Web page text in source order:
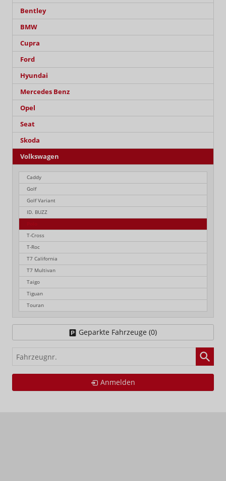
Bentley
BMW
Cupra
Ford
Hyundai
Mercedes Benz
Opel
Seat
Skoda
Volkswagen
Caddy
Golf
Golf Variant
ID. BUZZ
T-Cross
T-Roc
T7 California
T7 Multivan
Taigo
Tiguan
Touran
Geparkte Fahrzeuge (0)
Fahrzeugnr.
Anmelden